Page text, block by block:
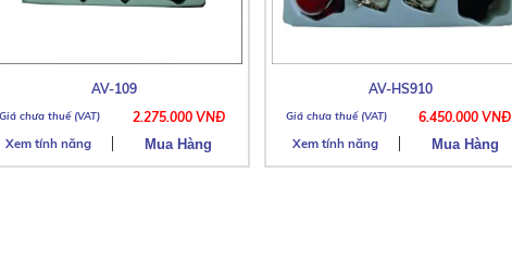
AV-109
2.275.000 VNĐ
Xem tính năng
AV-HS910
6.450.000 VNĐ
Xem tính năng